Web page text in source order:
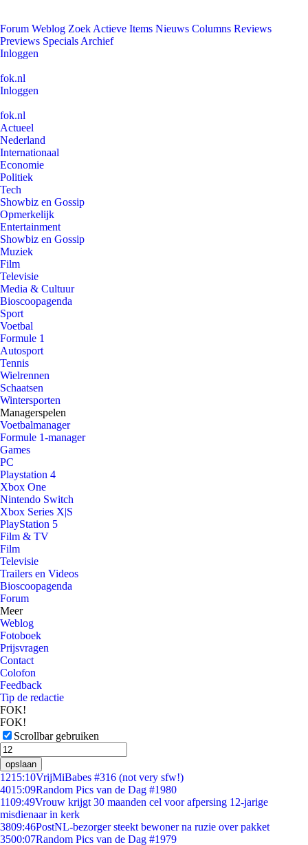
Forum Weblog Zoek Actieve Items Nieuws Columns Reviews
Previews Specials Archief
Inloggen
fok.nl
Inloggen
fok.nl
Actueel
Nederland
Internationaal
Economie
Politiek
Tech
Showbiz en Gossip
Opmerkelijk
Entertainment
Showbiz en Gossip
Muziek
Film
Televisie
Media & Cultuur
Bioscoopagenda
Sport
Voetbal
Formule 1
Autosport
Tennis
Wielrennen
Schaatsen
Wintersporten
Managerspelen
Voetbalmanager
Formule 1-manager
Games
PC
Playstation 4
Xbox One
Nintendo Switch
Xbox Series X|S
PlayStation 5
Film & TV
Film
Televisie
Trailers en Videos
Bioscoopagenda
Forum
Meer
Weblog
Fotoboek
Prijsvragen
Contact
Colofon
Feedback
Tip de redactie
FOK!
FOK!
Scrollbar gebruiken
opslaan
1215:10VrijMiBabes #316 (not very sfw!)
4015:09Random Pics van de Dag #1980
1109:49Vrouw krijgt 30 maanden cel voor afpersing 12-jarige
misdienaar in kerk
3809:46PostNL-bezorger steekt bewoner na ruzie over pakket
3500:07Random Pics van de Dag #1979